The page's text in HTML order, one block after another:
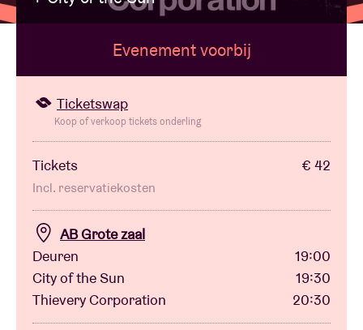
BRDCST
Concertcheque
Over AB
Contact
Evenement voorbij
Ticketswap
Koop of verkoop tickets onderling
Tickets € 42
Incl. reservatiekosten
AB Grote zaal
Deuren
19:00
City of the Sun
19:30
Thievery Corporation
20:30